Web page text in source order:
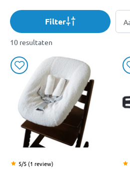
Filter
10 resultaten
5/5 (1 review)